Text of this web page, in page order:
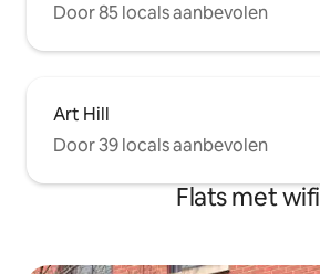
Door 85 locals aanbevolen
Art Hill
Door 39 locals aanbevolen
Flats met wifi